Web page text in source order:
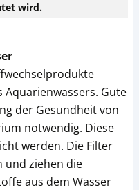
wird.
Gute
der Gesundheit von
notwendig. Diese
werden. Die Filter
und ziehen die
aus dem Wasser